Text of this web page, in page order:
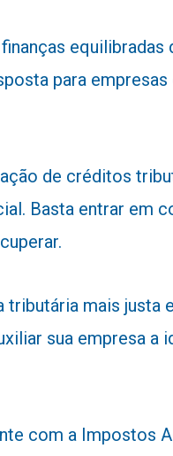
para
de créditos
Basta entrar em
tributária mais
sua empresa
com a Impostos